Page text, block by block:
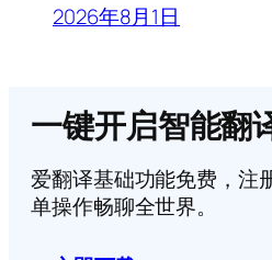
2026年8月1日
一键开启智能翻
爱翻译基础功能免费，注
单操作畅聊全世界。